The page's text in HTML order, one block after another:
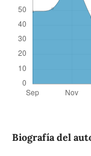
Biografía del